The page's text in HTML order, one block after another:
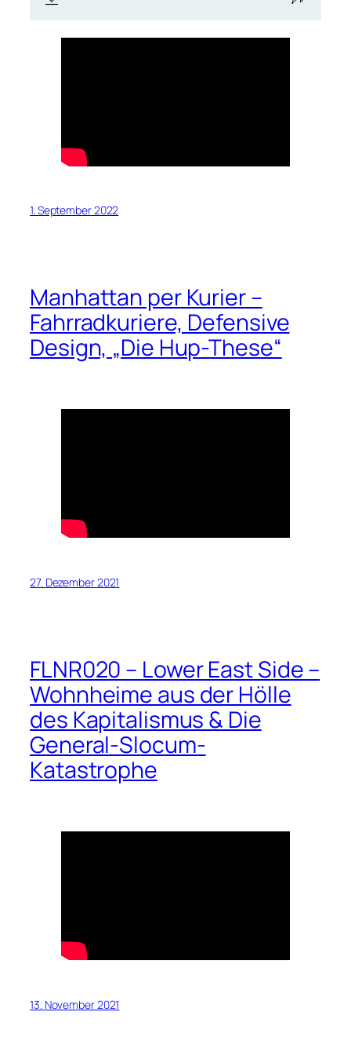
1. September 2022
Manhattan per Kurier –
Fahrradkuriere, Defensive
Design, „Die Hup-These“
27. Dezember 2021
FLNR020 – Lower East Side –
Wohnheime aus der Hölle
des Kapitalismus & Die
General-Slocum-
Katastrophe
13. November 2021